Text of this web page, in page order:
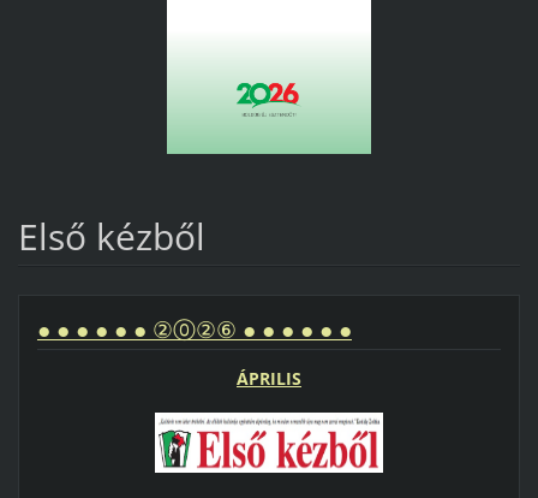
Első kézből
● ● ● ● ● ● ②⓪②⑥ ● ● ● ● ● ●
ÁPRILIS